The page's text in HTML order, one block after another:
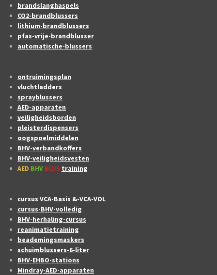
brandslanghaspels
CO2-brandblussers
lithium-brandblussers
pfas-vrije-brandblusser
automatische-blussers
ontruimingsplan
vluchtladders
sprayblussers
AED-apparaten
veiligheidsborden
pleisterdispensers
oogspoelmiddelen
BHV-verbandkoffers
BHV-veiligheidsvesten
AED BHV BLUS training
cursus VCA-Basis &-VCA-VOL
cursus-BHV-volledig
BHV-herhaling-cursus
reanimatietraining
beademingsmaskers
schuimblussers-6-liter
BHV-EHBO-stations
Mindray-AED-apparaten